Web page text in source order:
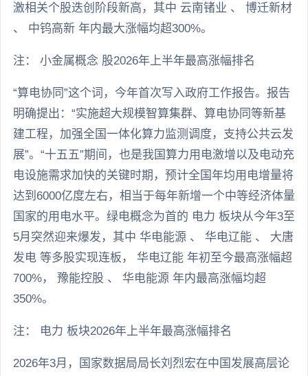
激相关个股迭创阶段新高，其中 云南锗业 、 博迁新材
、 中钨高新 年内最大涨幅均超300%。
注： 小金属概念 股2026年上半年最高涨幅排名
“算电协同”这个词，今年首次写入政府工作报告。报告
明确提出：“实施超大规模智算集群、算电协同等新基
建工程，加强全国一体化算力监测调度，支持公共云发
展”。“十五五”期间，也是我国算力用电激增以及电动充
电设施需求加快的关键时期，预计全国年均用电增量将
达到6000亿度左右，相当于每年新增一个中等经济体量
国家的用电水平。绿电概念为首的 电力 板块从今年3至
5月突然迎来爆发，其中 华电能源 、 华电辽能 、 大唐
发电 等多股实现连板， 华电辽能 年初至今最高涨幅超
700%， 豫能控股 、 华电能源 年内最高涨幅均超
350%。
注： 电力 板块2026年上半年最高涨幅排名
2026年3月，国家数据局局长刘烈宏在中国发展高层论